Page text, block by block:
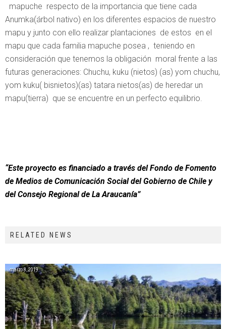
mapuche respecto de la importancia que tiene cada
Anumka(árbol nativo) en los diferentes espacios de nuestro
mapu y junto con ello realizar plantaciones de estos en el
mapu que cada familia mapuche posea , teniendo en
consideración que tenemos la obligación moral frente a las
futuras generaciones: Chuchu, kuku (nietos) (as) yom chuchu,
yom kuku( bisnietos)(as) tatara nietos(as) de heredar un
mapu(tierra) que se encuentre en un perfecto equilibrio.
“Este proyecto es financiado a través del Fondo de Fomento
de Medios de Comunicación Social del Gobierno de Chile y
del Consejo Regional de La Araucanía”
RELATED NEWS
marzo 8, 2019